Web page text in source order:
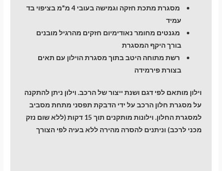
מסגרת מתכת חזקה וגמישה בעובי 4 מ"מ בציפוי בד
עמיד
מגנטים מחומר נאודימיום חזקים מהרגיל מובנים
בורך היקף המסגרת
רשת מתוחה היטב בתוך מסגרת הוילון עם תאים
בצורת פירמידה
וילון מותאם לפי דגם ושנת ייצור של הרכב. וילון ניתן להתקנה
על מסגרת חלון הרכב על ידי הדבקת תפסני מתחת מסביב
למסגרת החלון. וילונות מותקנים תוך 15 דקות (ללא שום נזק
מכני לרכב) וניתנים להסרה מהירה ללא בעיה לפי הצורך